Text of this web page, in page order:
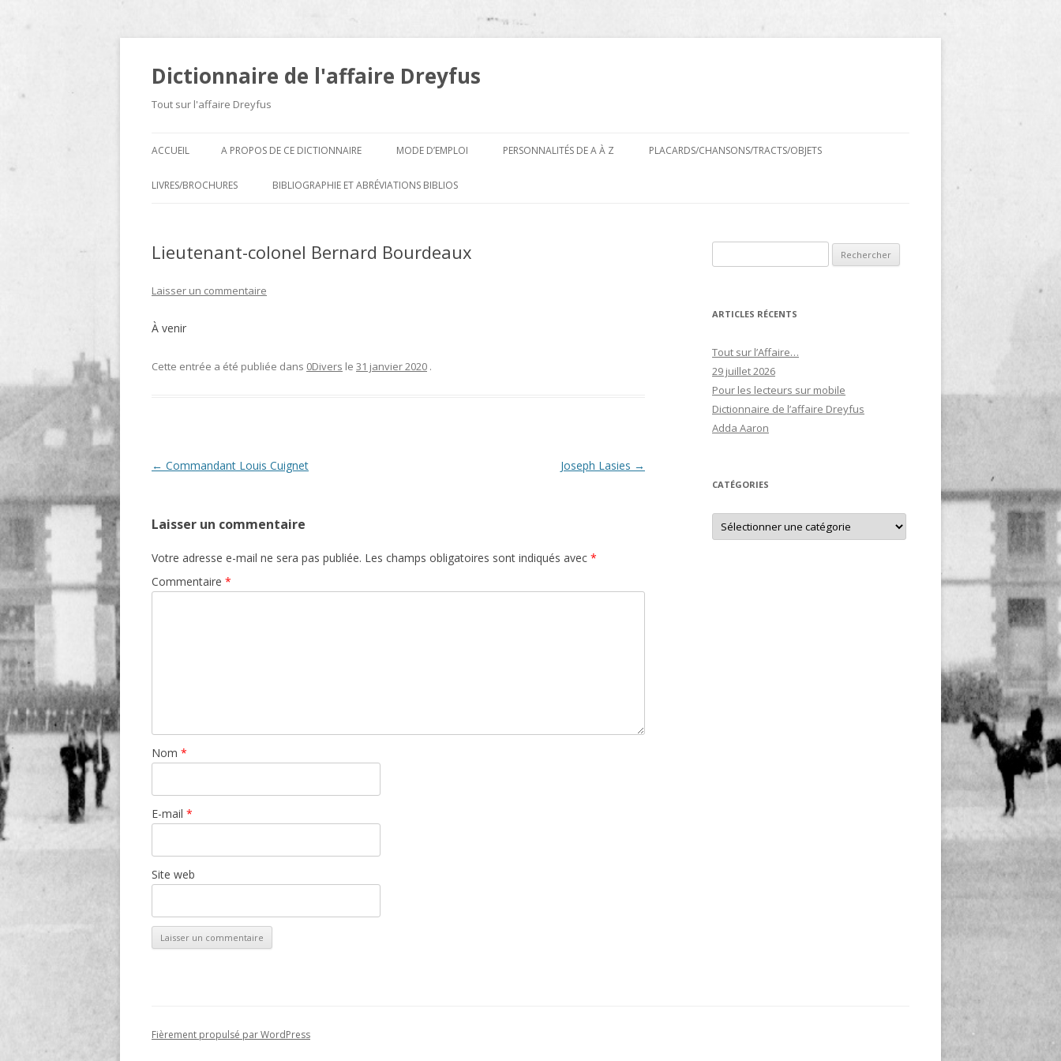
Dictionnaire de l'affaire Dreyfus
Tout sur l'affaire Dreyfus
au
ACCUEIL A PROPOS DE CE DICTIONNAIRE MODE D’EMPLOI PERSONNALITÉS DE A À Z PLACARDS/CHANSONS/TRACTS/OBJETS
LIVRES/BROCHURES
D
BIBLIOGRAPHIE ET ABRÉVIATIONS BIBLIOS
Lieutenant-colonel Bernard Bourdeaux
Laisser un commentaire
À venir
Cette entrée a été publiée dans 0Divers le 31 janvier 2020 .
Navigation
← Commandant Louis Cuignet Joseph Lasies →
Laisser un commentaire
Votre adresse e-mail ne sera pas publiée. Les champs obligatoires sont indiqués avec *
Commentaire *
Nom *
E-mail *
Site web
ARTICLES RÉCENTS
Tout sur l’Affaire…
29 juillet 2026
Pour les lecteurs sur mobile
Dictionnaire de l’affaire Dreyfus
Adda Aaron
CATÉGORIES
Catégories
Fièrement propulsé par WordPress